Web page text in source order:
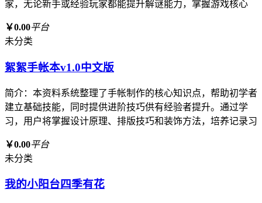
家，无论新手或经验玩家都能提升解谜能力，掌握游戏核心
￥0.00平台
未分类
絮絮手帐本v1.0中文版
简介：本资料系统整理了手帐制作的核心知识点，帮助初学者
建立基础技能，同时提供进阶技巧供有经验者提升。通过学
习，用户将掌握设计原理、排版技巧和装饰方法，培养记录习
￥0.00平台
未分类
我的小阳台四季有花